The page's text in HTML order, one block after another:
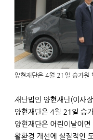
양현재단은 4월 21일 승가원
재단법인 양현재단(이사
양현재단은 4월 21일 승
양현재단은 어린이날이
활환경 개선에 실질적인